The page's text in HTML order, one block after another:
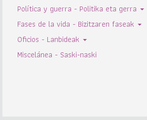
Política y guerra - Politika eta gerra
Fases de la vida - Bizitzaren faseak
Oficios - Lanbideak
Miscelánea - Saski-naski